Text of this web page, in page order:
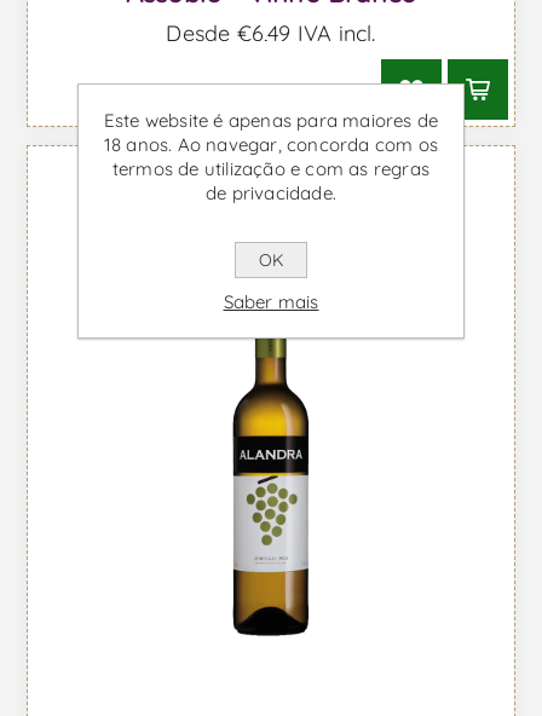
Desde €6,49 IVA incl.
Este website é apenas para maiores de
18 anos. Ao navegar, concorda com os
termos de utilização e com as regras
de privacidade.
OK
Saber mais